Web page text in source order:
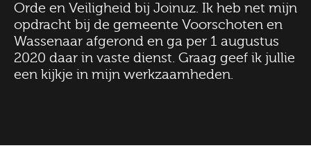
Orde en Veiligheid bij Joinuz. Ik heb net mijn
opdracht bij de gemeente Voorschoten en
Wassenaar afgerond en ga per 1 augustus
2020 daar in vaste dienst. Graag geef ik jullie
een kijkje in mijn werkzaamheden.